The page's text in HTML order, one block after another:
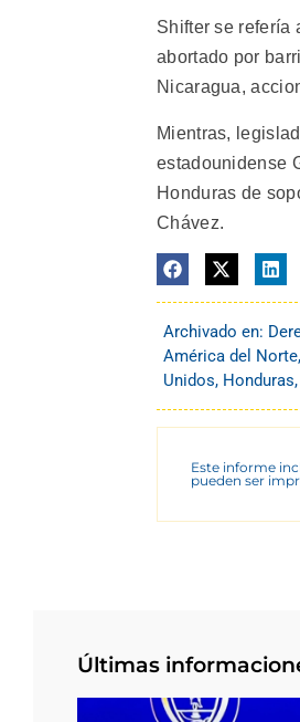
Shifter se refería
abortado por
Nicaragua,
Mientras,
estadounidense
Honduras de
Chávez.
Archivado en:
América del Norte,
Unidos, Honduras,
Este informe
pueden ser
Últimas